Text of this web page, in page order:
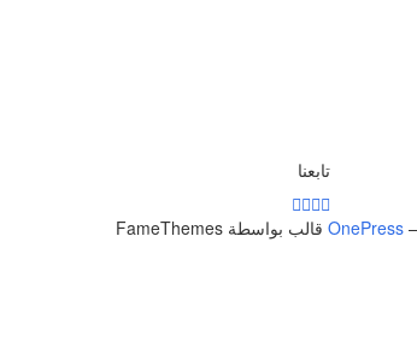
تابعنا
–
OnePress قالب بواسطة FameThemes